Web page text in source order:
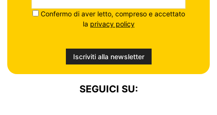
Confermo di aver letto, compreso e accettato
la privacy policy
SEGUICI SU: